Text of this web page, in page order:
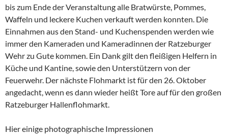
bis zum Ende der Veranstaltung alle Bratwürste, Pommes,
Waffeln und leckere Kuchen verkauft werden konnten. Die
Einnahmen aus den Stand- und Kuchenspenden werden wie
immer den Kameraden und Kameradinnen der Ratzeburger
Wehr zu Gute kommen. Ein Dank gilt den fleißigen Helfern in
Küche und Kantine, sowie den Unterstützern von der
Feuerwehr. Der nächste Flohmarkt ist für den 26. Oktober
angedacht, wenn es dann wieder heißt Tore auf für den großen
Ratzeburger Hallenflohmarkt.
Hier einige photographische Impressionen